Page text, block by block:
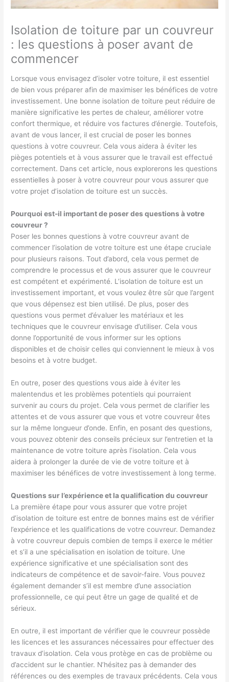
Isolation de toiture par un couvreur
: les questions à poser avant de
commencer
Lorsque vous envisagez d’isoler votre toiture, il est essentiel
de bien vous préparer afin de maximiser les bénéfices de votre
investissement. Une bonne isolation de toiture peut réduire de
manière significative les pertes de chaleur, améliorer votre
confort thermique, et réduire vos factures d’énergie. Toutefois,
avant de vous lancer, il est crucial de poser les bonnes
questions à votre couvreur. Cela vous aidera à éviter les
pièges potentiels et à vous assurer que le travail est effectué
correctement. Dans cet article, nous explorerons les questions
essentielles à poser à votre couvreur pour vous assurer que
votre projet d’isolation de toiture est un succès.
Pourquoi est-il important de poser des questions à votre
couvreur ?
Poser les bonnes questions à votre couvreur avant de
commencer l’isolation de votre toiture est une étape cruciale
pour plusieurs raisons. Tout d’abord, cela vous permet de
comprendre le processus et de vous assurer que le couvreur
est compétent et expérimenté. L’isolation de toiture est un
investissement important, et vous voulez être sûr que l’argent
que vous dépensez est bien utilisé. De plus, poser des
questions vous permet d’évaluer les matériaux et les
techniques que le couvreur envisage d’utiliser. Cela vous
donne l’opportunité de vous informer sur les options
disponibles et de choisir celles qui conviennent le mieux à vos
besoins et à votre budget.
En outre, poser des questions vous aide à éviter les
malentendus et les problèmes potentiels qui pourraient
survenir au cours du projet. Cela vous permet de clarifier les
attentes et de vous assurer que vous et votre couvreur êtes
sur la même longueur d’onde. Enfin, en posant des questions,
vous pouvez obtenir des conseils précieux sur l’entretien et la
maintenance de votre toiture après l’isolation. Cela vous
aidera à prolonger la durée de vie de votre toiture et à
maximiser les bénéfices de votre investissement à long terme.
Questions sur l’expérience et la qualification du couvreur
La première étape pour vous assurer que votre projet
d’isolation de toiture est entre de bonnes mains est de vérifier
l’expérience et les qualifications de votre couvreur. Demandez
à votre couvreur depuis combien de temps il exerce le métier
et s’il a une spécialisation en isolation de toiture. Une
expérience significative et une spécialisation sont des
indicateurs de compétence et de savoir-faire. Vous pouvez
également demander s’il est membre d’une association
professionnelle, ce qui peut être un gage de qualité et de
sérieux.
En outre, il est important de vérifier que le couvreur possède
les licences et les assurances nécessaires pour effectuer des
travaux d’isolation. Cela vous protège en cas de problème ou
d’accident sur le chantier. N’hésitez pas à demander des
références ou des exemples de travaux précédents. Cela vous